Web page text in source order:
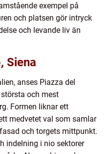
exempel på
och platsen gör intryck
och levande liv än
Siena
anses Piazza del
och mest
Formen liknar ett
medvetet val som samlar
och torgets mittpunkt.
indelning i nio sektorer